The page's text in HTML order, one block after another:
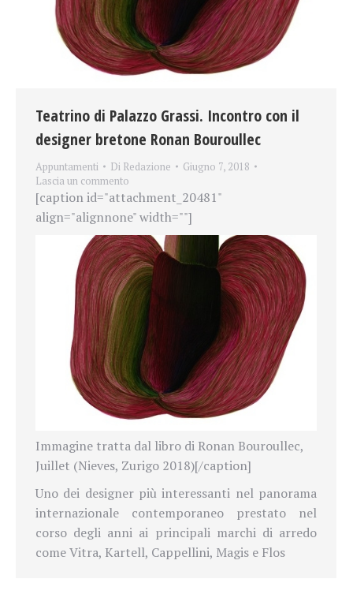
Teatrino di Palazzo Grassi. Incontro con il
designer bretone Ronan Bouroullec
Appuntamenti Di Redazione
Giugno 7, 2018
Lascia un commento
[caption id="attachment_20481"
align="alignnone" width=""]
Immagine tratta dal libro di Ronan Bouroullec,
Juillet (Nieves, Zurigo 2018)[/caption]
Uno dei designer più interessanti nel panorama
internazionale contemporaneo prestato nel
corso degli anni ai principali marchi di arredo
come Vitra, Kartell, Cappellini, Magis e Flos